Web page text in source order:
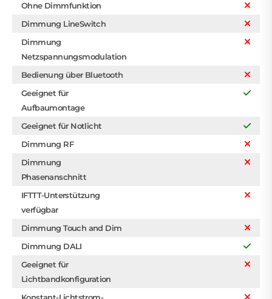
Ohne Dimmfunktion
Dimmung LineSwitch
Dimmung
Netzspannungsmodulation
Bedienung über Bluetooth
Geeignet für
Aufbaumontage
Geeignet für Notlicht
Dimmung RF
Dimmung
Phasenanschnitt
IFTTT-Unterstützung
verfügbar
Dimmung Touch and Dim
Dimmung DALI
Geeignet für
Lichtbandkonfiguration